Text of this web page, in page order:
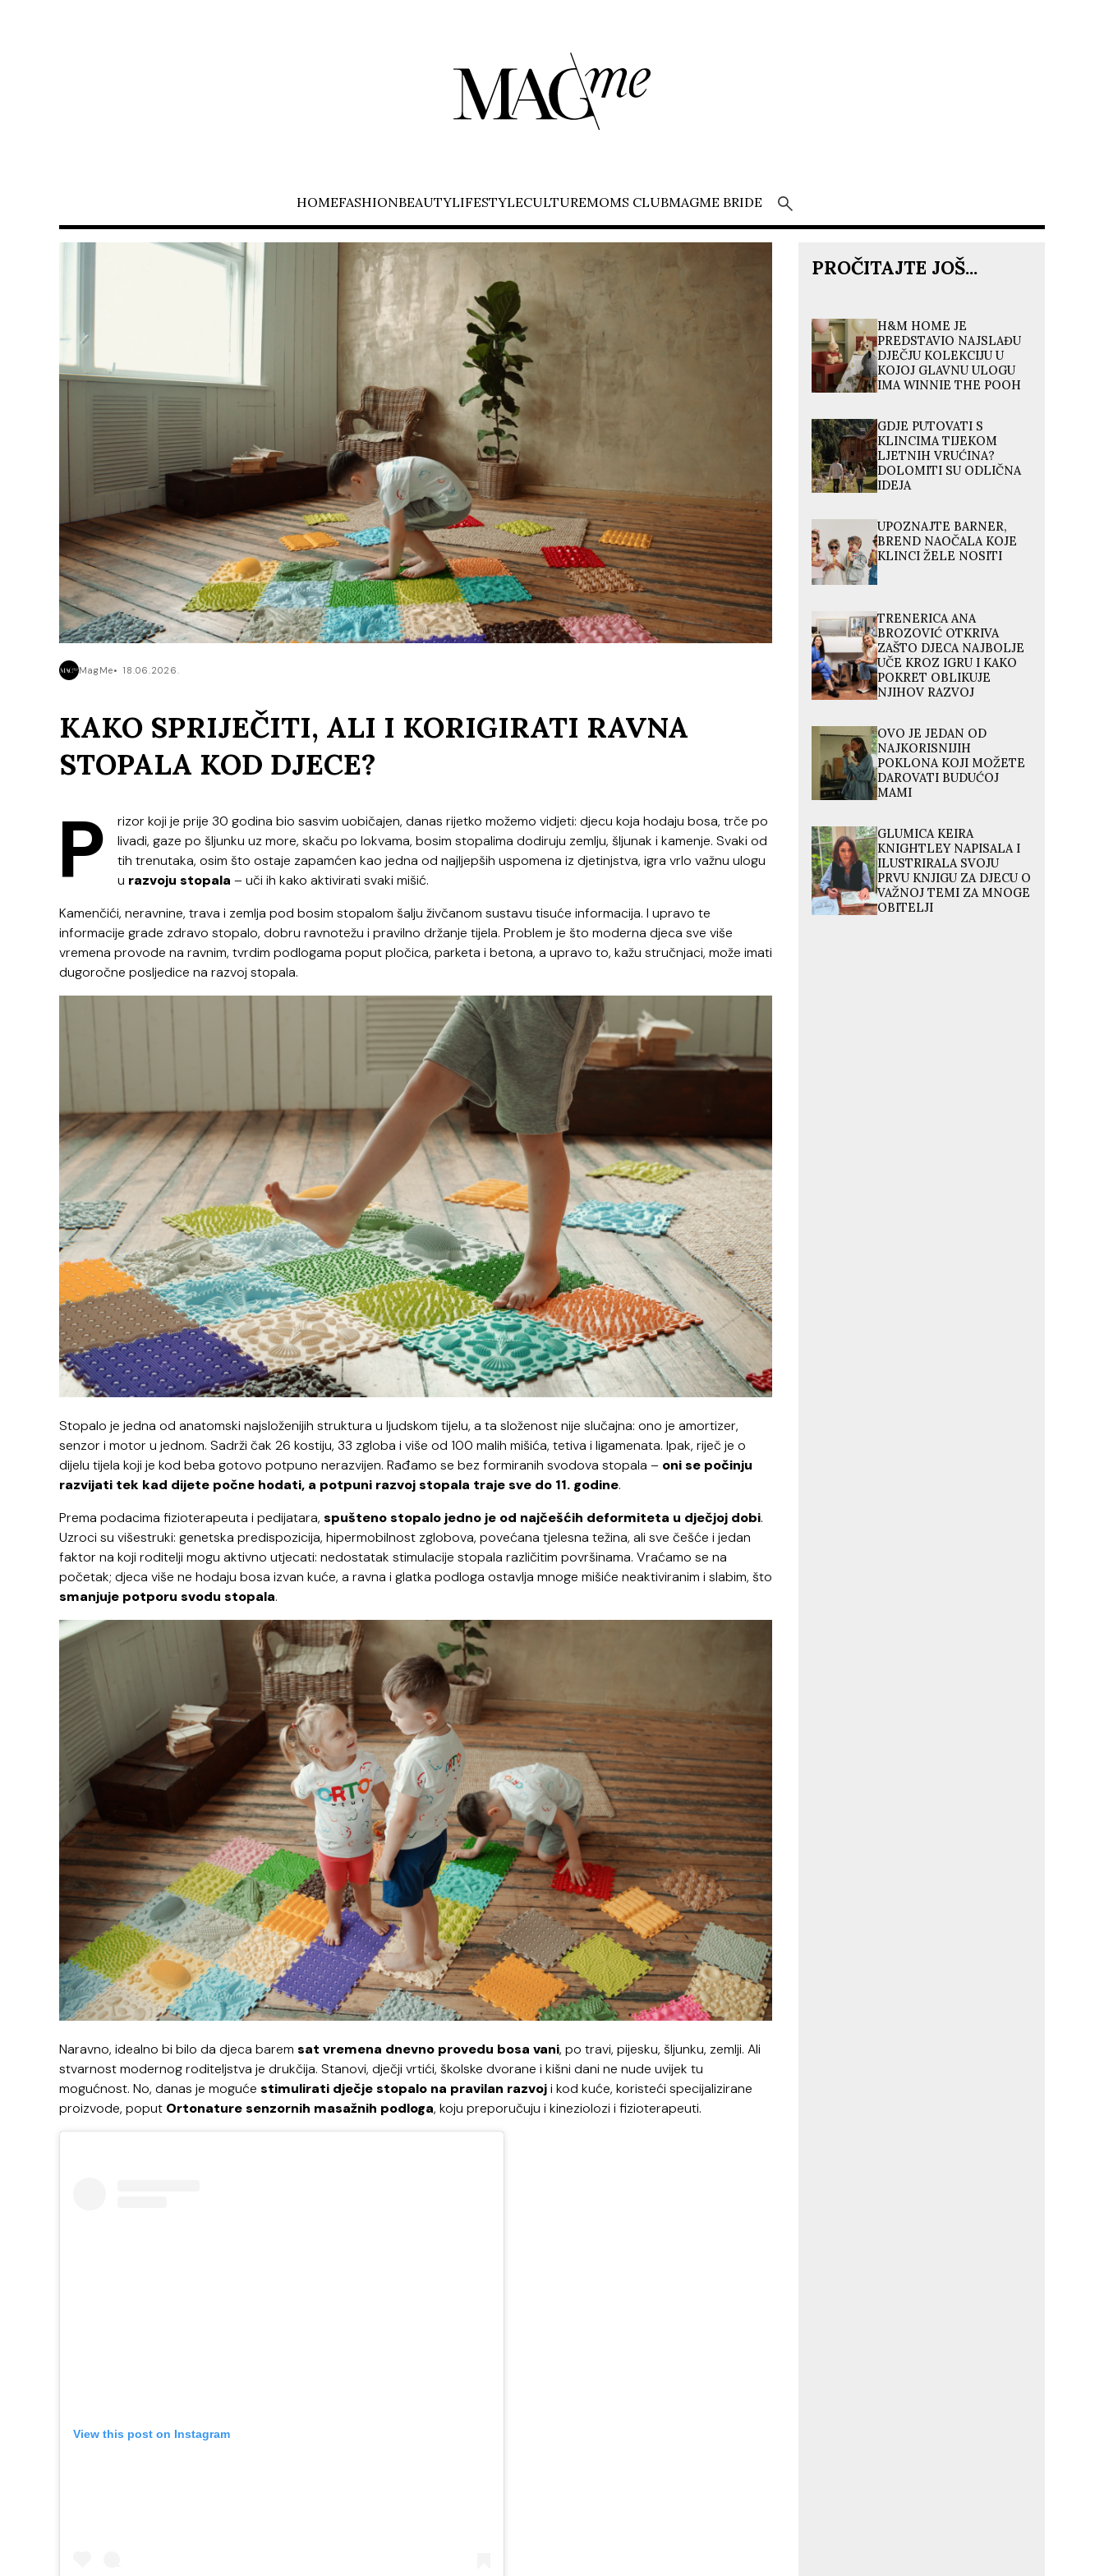
HOMEFASHIONBEAUTYLIFESTYLECULTUREMOMS CLUBMAGME BRIDE
MagMe 18.06.2026.
KAKO SPRIJEČITI, ALI I KORIGIRATI RAVNA
STOPALA KOD DJECE?
P
rizor koji je prije 30 godina bio sasvim uobičajen, danas rijetko možemo vidjeti: djecu koja hodaju bosa, trče po
livadi, gaze po šljunku uz more, skaču po lokvama, bosim stopalima dodiruju zemlju, šljunak i kamenje. Svaki od
tih trenutaka, osim što ostaje zapamćen kao jedna od najljepših uspomena iz djetinjstva, igra vrlo važnu ulogu
u razvoju stopala – uči ih kako aktivirati svaki mišić.
Kamenčići, neravnine, trava i zemlja pod bosim stopalom šalju živčanom sustavu tisuće informacija. I upravo te
informacije grade zdravo stopalo, dobru ravnotežu i pravilno držanje tijela. Problem je što moderna djeca sve više
vremena provode na ravnim, tvrdim podlogama poput pločica, parketa i betona, a upravo to, kažu stručnjaci, može imati
dugoročne posljedice na razvoj stopala.
Stopalo je jedna od anatomski najsloženijih struktura u ljudskom tijelu, a ta složenost nije slučajna: ono je amortizer,
senzor i motor u jednom. Sadrži čak 26 kostiju, 33 zgloba i više od 100 malih mišića, tetiva i ligamenata. Ipak, riječ je o
dijelu tijela koji je kod beba gotovo potpuno nerazvijen. Rađamo se bez formiranih svodova stopala – oni se počinju
razvijati tek kad dijete počne hodati, a potpuni razvoj stopala traje sve do 11. godine.
Prema podacima fizioterapeuta i pedijatara, spušteno stopalo jedno je od najčešćih deformiteta u dječjoj dobi.
Uzroci su višestruki: genetska predispozicija, hipermobilnost zglobova, povećana tjelesna težina, ali sve češće i jedan
faktor na koji roditelji mogu aktivno utjecati: nedostatak stimulacije stopala različitim površinama. Vraćamo se na
početak; djeca više ne hodaju bosa izvan kuće, a ravna i glatka podloga ostavlja mnoge mišiće neaktiviranim i slabim, što
smanjuje potporu svodu stopala.
Naravno, idealno bi bilo da djeca barem sat vremena dnevno provedu bosa vani, po travi, pijesku, šljunku, zemlji. Ali
stvarnost modernog roditeljstva je drukčija. Stanovi, dječji vrtići, školske dvorane i kišni dani ne nude uvijek tu
mogućnost. No, danas je moguće stimulirati dječje stopalo na pravilan razvoji kod kuće, koristeći specijalizirane
proizvode, poput Ortonature senzornih masažnih podloga, koju preporučuju i kineziolozi i fizioterapeuti.
View this post on Instagram
PROČITAJTE JOŠ...
H&M HOME JE
PREDSTAVIO NAJSLAĐU
DJEČJU KOLEKCIJU U
KOJOJ GLAVNU ULOGU
IMA WINNIE THE POOH
GDJE PUTOVATI S
KLINCIMA TIJEKOM
LJETNIH VRUĆINA?
DOLOMITI SU ODLIČNA
IDEJA
UPOZNAJTE BARNER,
BREND NAOČALA KOJE
KLINCI ŽELE NOSITI
TRENERICA ANA
BROZOVIĆ OTKRIVA
ZAŠTO DJECA NAJBOLJE
UČE KROZ IGRU I KAKO
POKRET OBLIKUJE
NJIHOV RAZVOJ
OVO JE JEDAN OD
NAJKORISNIJIH
POKLONA KOJI MOŽETE
DAROVATI BUDUĆOJ
MAMI
GLUMICA KEIRA
KNIGHTLEY NAPISALA I
ILUSTRIRALA SVOJU
PRVU KNJIGU ZA DJECU O
VAŽNOJ TEMI ZA MNOGE
OBITELJI